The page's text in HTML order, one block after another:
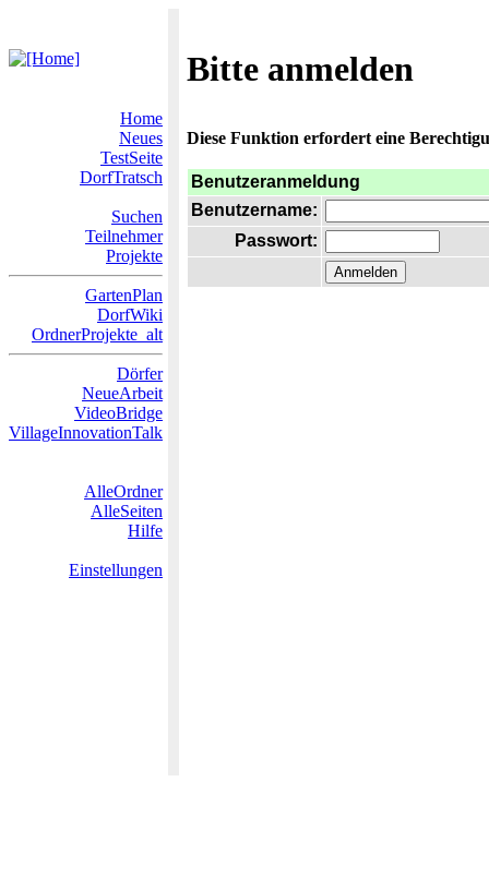
Bitte anmelden
Home
Neues
TestSeite
DorfTratsch
Suchen
Teilnehmer
Projekte
GartenPlan
DorfWiki
OrdnerProjekte_alt
Dörfer
NeueArbeit
VideoBridge
VillageInnovationTalk
AlleOrdner
AlleSeiten
Hilfe
Einstellungen
Diese Funktion erfordert eine
Benutzeranmeldung
Benutzername:
Passwort: